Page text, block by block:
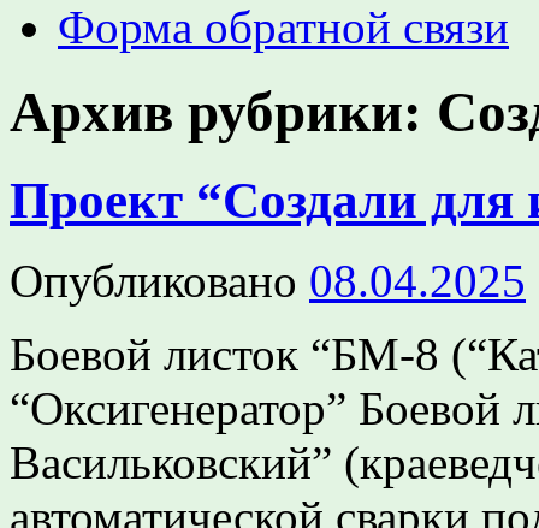
Форма обратной связи
Архив рубрики:
Проект “Создали для
Опубликовано 08.04.2025
Боевой листок “БМ-8
“Оксигенератор” Боевой
Васильковский”
автоматической сварки